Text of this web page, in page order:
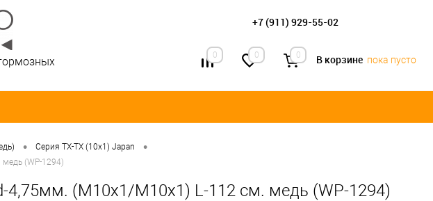
+7 (911) 929-55-02
0 0 0 В корзине пока пусто
• Серия TX-TX (10х1) Japan •
(WP-1294)
4,75мм. (М10х1/М10х1) L-112 см. медь (WP-1294)